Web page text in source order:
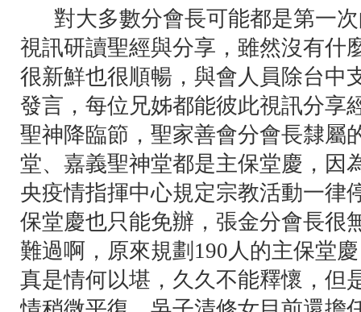
對大多數分會長可能都是第一次
視訊研讀聖經與分享，雖然沒有什
很新鮮也很順暢，與會人員除台中
發言，每位兄姊都能彼此視訊分享
聖神降臨節，聖家善會分會長隸屬
堂、嘉義聖神堂都是主保堂慶，因
央疫情指揮中心規定宗教活動一律
保堂慶也只能免辦，張金分會長很
難過啊，原來規劃190人的主保堂
真是情何以堪，久久不能釋懷，但